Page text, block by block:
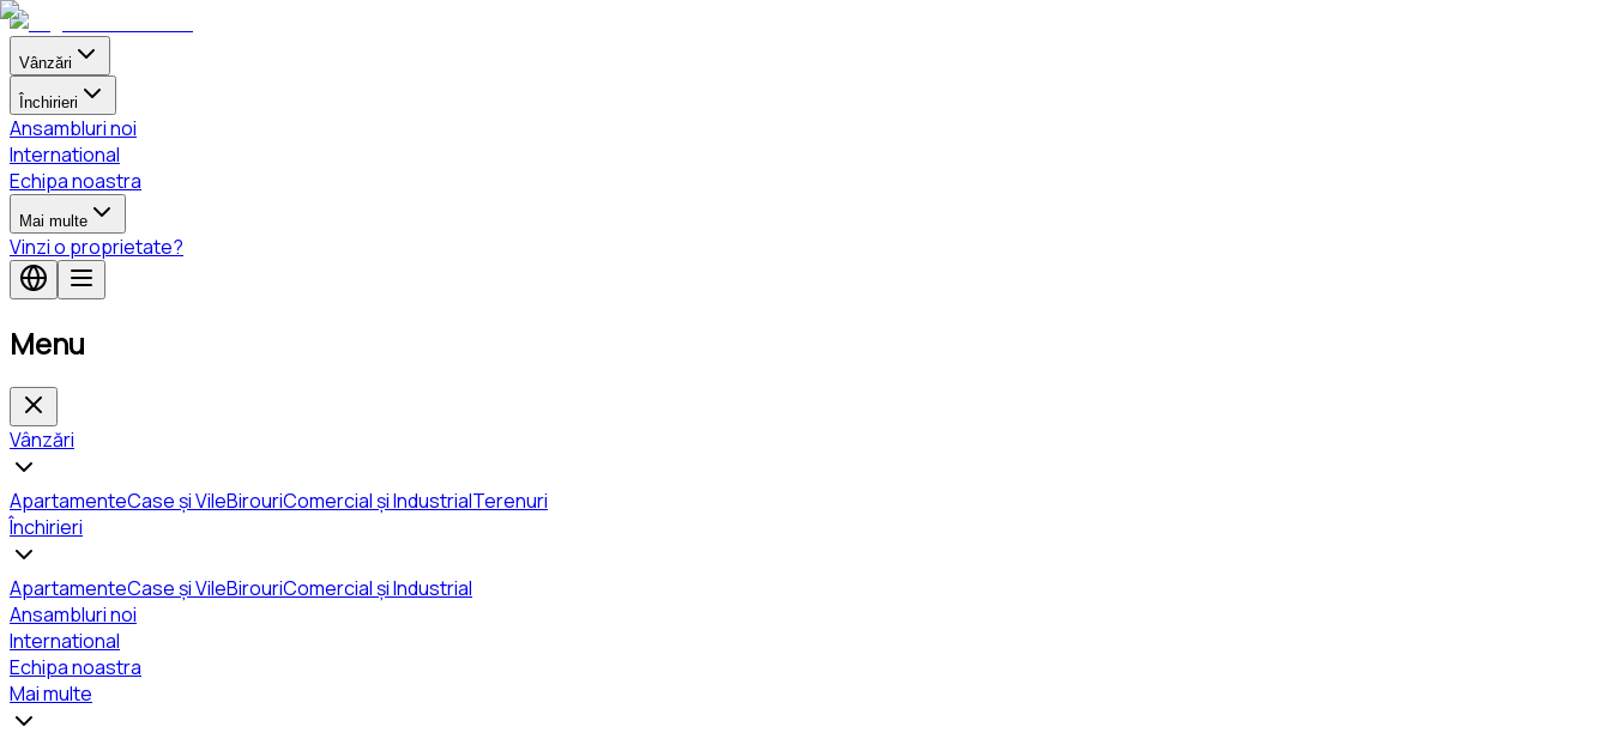
Vânzări
Închirieri
Ansambluri noi
International
Echipa noastra
Mai multe
Vinzi o proprietate?
Menu
Vânzări
ApartamenteCase și VileBirouriComercial și IndustrialTerenuri
Închirieri
ApartamenteCase și VileBirouriComercial și Industrial
Ansambluri noi
International
Echipa noastra
Mai multe